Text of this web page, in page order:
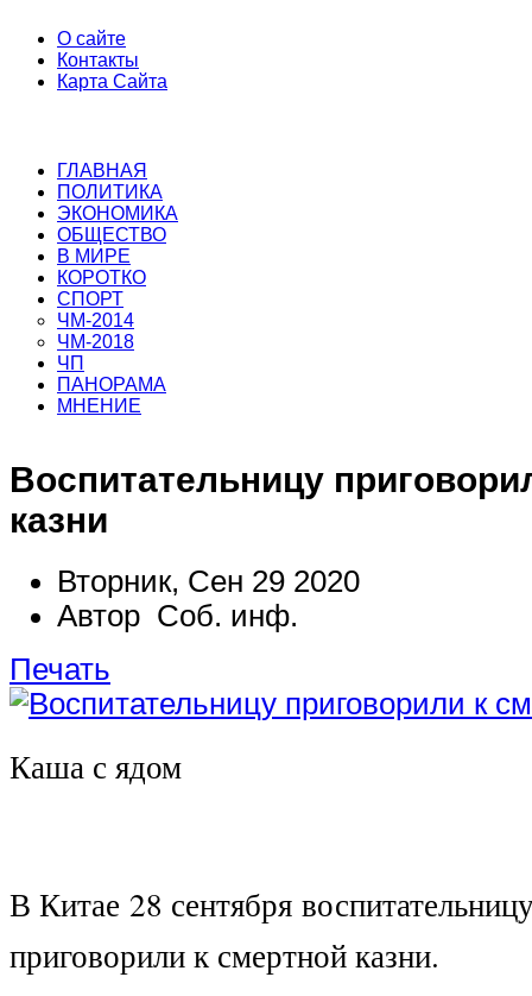
О сайте
Контакты
Карта Сайта
ГЛАВНАЯ
ПОЛИТИКА
ЭКОНОМИКА
ОБЩЕСТВО
В МИРЕ
КОРОТКО
СПОРТ
ЧМ-2014
ЧМ-2018
ЧП
ПАНОРАМА
МНЕНИЕ
Воспитательницу
казни
Вторник, Сен 29 2020
Автор Соб. инф.
Печать
Каша с ядом
В Китае 28 сентября
приговорили к смертной казни.